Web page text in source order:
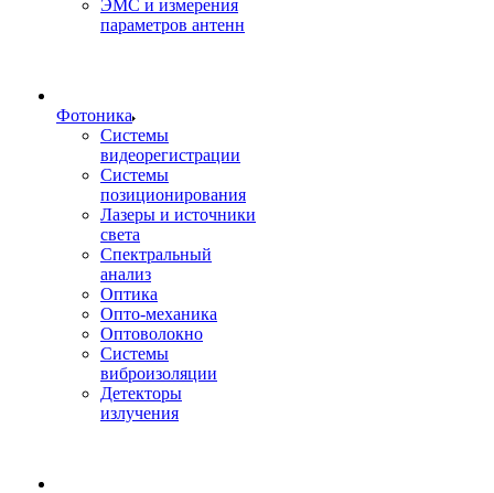
ЭМС и измерения
параметров антенн
Фотоника
Cистемы
видеорегистрации
Системы
позиционирования
Лазеры и источники
света
Спектральный
анализ
Оптика
Опто-механика
Оптоволокно
Системы
виброизоляции
Детекторы
излучения